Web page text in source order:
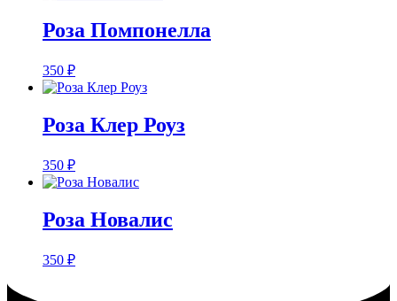
Роза Помпонелла
350 ₽
Роза Клер Роуз
350 ₽
Роза Новалис
350 ₽